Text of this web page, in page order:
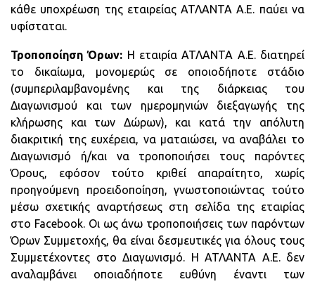
κάθε υποχρέωση της εταιρείας ΑΤΛΑΝΤΑ Α.Ε. παύει να
υφίσταται.
Τροποποίηση Όρων: Η εταιρία ΑΤΛΑΝΤΑ Α.Ε. διατηρεί
το δικαίωμα, μονομερώς σε οποιοδήποτε στάδιο
(συμπεριλαμβανομένης και της διάρκειας του
Διαγωνισμού και των ημερομηνιών διεξαγωγής της
κλήρωσης και των Δώρων), και κατά την απόλυτη
διακριτική της ευχέρεια, να ματαιώσει, να αναβάλει το
Διαγωνισμό ή/και να τροποποιήσει τους παρόντες
Όρους, εφόσον τούτο κριθεί απαραίτητο, χωρίς
προηγούμενη προειδοποίηση, γνωστοποιώντας τούτο
μέσω σχετικής αναρτήσεως στη σελίδα της εταιρίας
στο Facebook. Οι ως άνω τροποποιήσεις των παρόντων
Όρων Συμμετοχής, θα είναι δεσμευτικές για όλους τους
Συμμετέχοντες στο Διαγωνισμό. Η ΑΤΛΑΝΤΑ Α.Ε. δεν
αναλαμβάνει οποιαδήποτε ευθύνη έναντι των